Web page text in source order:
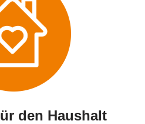
den Haushalt